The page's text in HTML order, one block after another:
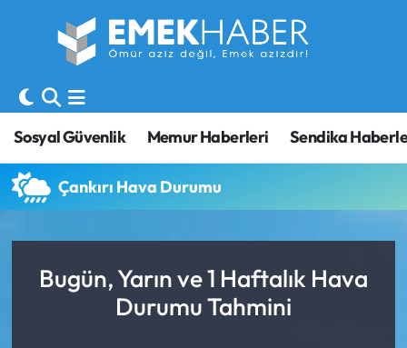
Sosyal Güvenlik Memur Haberleri Sendika
Çankırı Hava Durumu
Bugün, Yarın ve 1 Haftalık Hava
Durumu Tahmini
Sosyal Güvenlik
Sendika
SORU-CEVAP
Gündem
Hava Durumu
Trafik Durumu
Süper Lig Puan Durumu ve Fikstür
Tüm Manşetler
Haber Arşivi